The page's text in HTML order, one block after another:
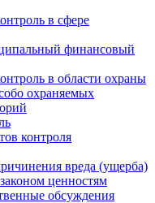
в сфере
финансовый
в области охраны
охраняемых
контроля
вреда (ущерба)
ценностям
обсуждения